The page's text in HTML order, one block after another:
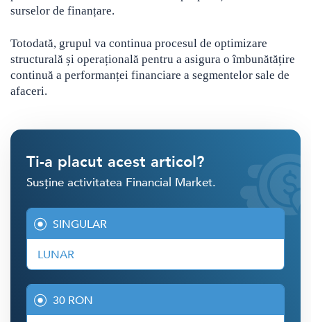
surselor de finanțare.
Totodată, grupul va continua procesul de optimizare
structurală și operațională pentru a asigura o îmbunătățire
continuă a performanței financiare a segmentelor sale de
afaceri.
Ti-a placut acest articol?
Susține activitatea Financial Market.
SINGULAR
LUNAR
30 RON